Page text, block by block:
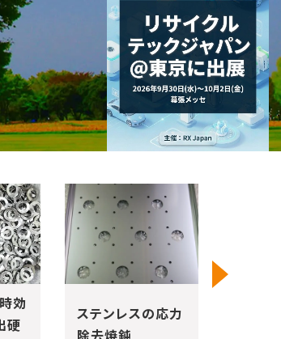
力
光輝焼鈍処理